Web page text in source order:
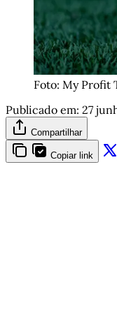
Foto: My Profit
Publicado em: 27
Compartilhar
Copiar link